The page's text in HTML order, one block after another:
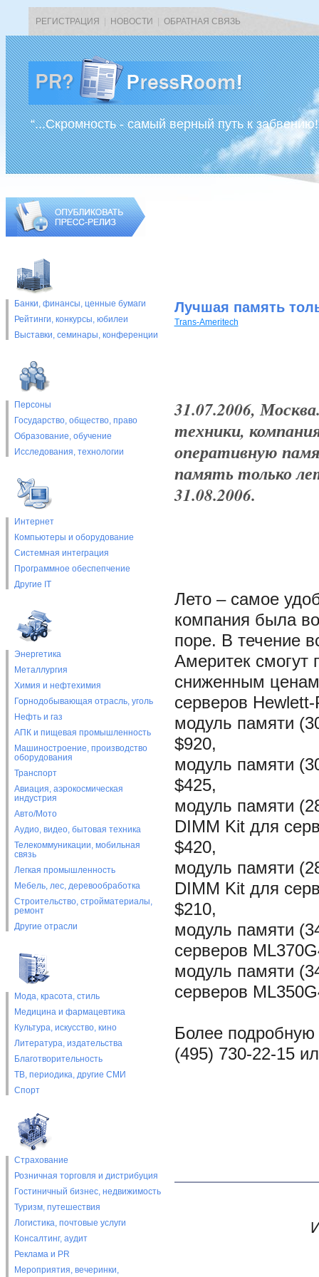
РЕГИСТРАЦИЯ НОВОСТИ ОБРАТНАЯ СВЯЗЬ
“...Скромность - самый верный путь к
Банки, финансы, ценные бумаги
Рейтинги, конкурсы, юбилеи
Выставки, cеминары, конференции
Персоны
Государство, общество, право
Образование, обучение
Исследования, технологии
Интернет
Компьютеры и оборудование
Системная интеграция
Программное обеспепчение
Другие IT
Энергетика
Металлургия
Химия и нефтехимия
Горнодобывающая отрасль, уголь
Нефть и газ
АПК и пищевая промышленность
Машиностроение, производство
оборудования
Транспорт
Авиация, аэрокосмическая
индустрия
Авто/Мото
Аудио, видео, бытовая техника
Телекоммуникации, мобильная
связь
Легкая промышленность
Мебель, лес, деревообработка
Строительство, стройматериалы,
ремонт
Другие отрасли
Мода, красота, стиль
Медицина и фармацевтика
Культура, искусство, кино
Литература, издательства
Благотворительность
ТВ, периодика, другие СМИ
Спорт
Страхование
Розничная торговля и дистрибуция
Гостиничный бизнес, недвижимость
Туризм, путешествия
Логистика, почтовые услуги
Консалтинг, аудит
Реклама и PR
Мероприятия, вечеринки,
Лучшая память
Trans-Ameritech
31.07.2006,
техники,
оперативную
память только
31.08.2006.
Лето – самое
компания была
поре. В течение
Америтек смогут
сниженным
серверов
модуль памяти
$920,
модуль памяти
$425,
модуль памяти
DIMM Kit для
$420,
модуль памяти
DIMM Kit для
$210,
модуль памяти
серверов
модуль памяти
серверов
Более
(495) 730-22-15